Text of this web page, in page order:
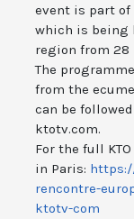
event is part of
which is being
region from 28
The
from the
can be
ktotv.com.
For the full
in Paris:
rencontre-
ktotv-com